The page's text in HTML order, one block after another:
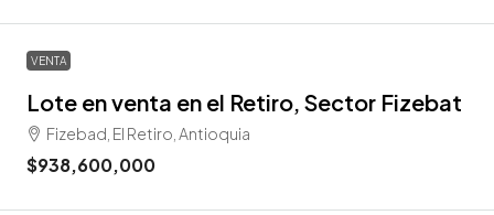
VENTA
Lote en venta en el Retiro, Sector Fizebat
Fizebad, El Retiro, Antioquia
$938,600,000